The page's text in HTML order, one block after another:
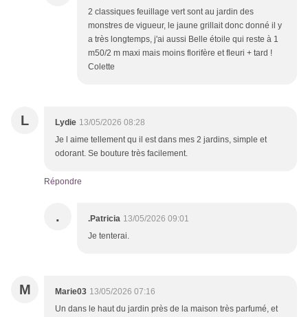
2 classiques feuillage vert sont au jardin des
monstres de vigueur, le jaune grillait donc donné il y
a très longtemps, j'ai aussi Belle étoile qui reste à 1
m50/2 m maxi mais moins florifère et fleuri + tard !
Colette
L Lydie 13/05/2026 08:28
Je l aime tellement qu il est dans mes 2 jardins, simple et
odorant. Se bouture très facilement.
Répondre
. .Patricia 13/05/2026 09:01
Je tenterai.
M Marie03 13/05/2026 07:16
Un dans le haut du jardin près de la maison très parfumé, et